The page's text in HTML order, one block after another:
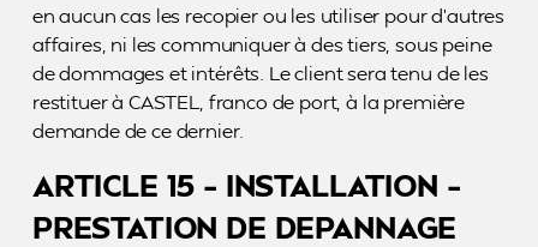
en aucun cas les recopier ou les utiliser pour d’autres
affaires, ni les communiquer à des tiers, sous peine
de dommages et intérêts. Le client sera tenu de les
restituer à CASTEL, franco de port, à la première
demande de ce dernier.
ARTICLE 15 – INSTALLATION –
PRESTATION DE DEPANNAGE